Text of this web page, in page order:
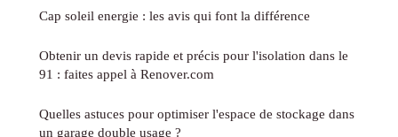
Cap soleil energie : les avis qui font la différence
Obtenir un devis rapide et précis pour l'isolation dans le
91 : faites appel à Renover.com
Quelles astuces pour optimiser l'espace de stockage dans
un garage double usage ?